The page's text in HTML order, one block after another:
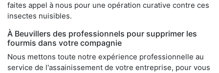
faites appel à nous pour une opération curative contre ces
insectes nuisibles.
À Beuvillers des professionnels pour supprimer les
fourmis dans votre compagnie
Nous mettons toute notre expérience professionnelle au
service de l'assainissement de votre entreprise, pour vous